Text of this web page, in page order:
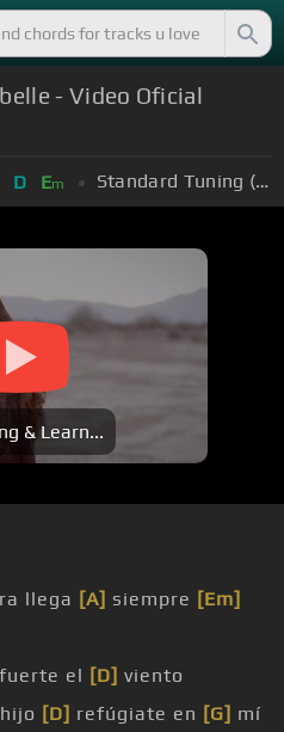
- Video Oficial
D Em Standard Tuning (EADGBE)
& Learn...
llega [A] siempre [Em]
el [D] viento
[D] refúgiate en [G] mí